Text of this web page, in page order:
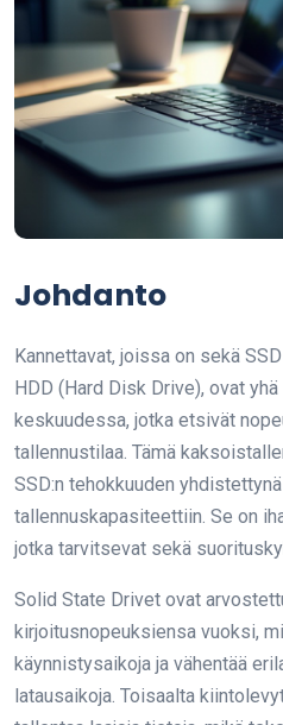
Johdanto
Kannettavat, joissa on sekä
HDD (Hard Disk Drive), ovat
keskuudessa, jotka etsivät
tallennustilaa. Tämä
SSD:n tehokkuuden yhdistettynä
tallennuskapasiteettiin. Se on
jotka tarvitsevat sekä
Solid State Drivet ovat
kirjoitusnopeuksiensa vuoksi,
käynnistysaikoja ja vähentää
latausaikoja. Toisaalta